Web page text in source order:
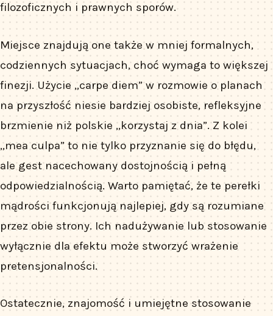
filozoficznych i prawnych sporów.
Miejsce znajdują one także w mniej formalnych,
codziennych sytuacjach, choć wymaga to większej
finezji. Użycie „carpe diem” w rozmowie o planach
na przyszłość niesie bardziej osobiste, refleksyjne
brzmienie niż polskie „korzystaj z dnia”. Z kolei
„mea culpa” to nie tylko przyznanie się do błędu,
ale gest nacechowany dostojnością i pełną
odpowiedzialnością. Warto pamiętać, że te perełki
mądrości funkcjonują najlepiej, gdy są rozumiane
przez obie strony. Ich nadużywanie lub stosowanie
wyłącznie dla efektu może stworzyć wrażenie
pretensjonalności.
Ostatecznie, znajomość i umiejętne stosowanie